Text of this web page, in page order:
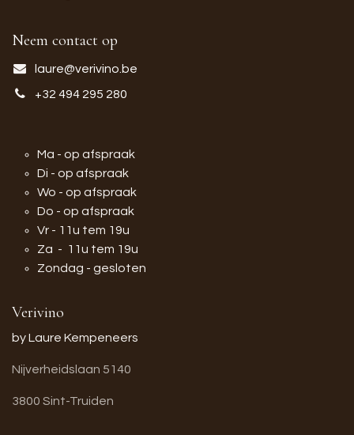
Neem contact op
laure@verivino.be
+32 494 295 280
Ma - op afspraak
Di - op afspraak
Wo - op afspraak
Do - op afspraak
Vr - 11u tem 19u
Za - 11u tem 19u
Zondag - gesloten
Verivino
by Laure Kempeneers
Nijverheidslaan 5140
3800 Sint-Truiden